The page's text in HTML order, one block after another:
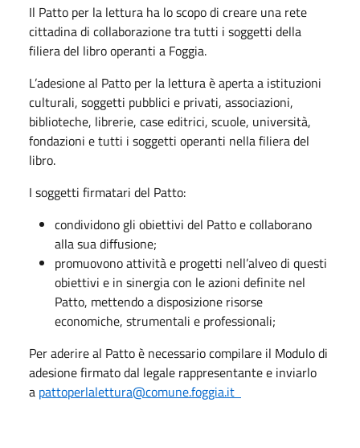
Il Patto per la lettura ha lo scopo di creare una rete
cittadina di collaborazione tra tutti i soggetti della
filiera del libro operanti a Foggia.
L’adesione al Patto per la lettura è aperta a istituzioni
culturali, soggetti pubblici e privati, associazioni,
biblioteche, librerie, case editrici, scuole, università,
fondazioni e tutti i soggetti operanti nella filiera del
libro.
I soggetti firmatari del Patto:
condividono gli obiettivi del Patto e collaborano
alla sua diffusione;
promuovono attività e progetti nell’alveo di questi
obiettivi e in sinergia con le azioni definite nel
Patto, mettendo a disposizione risorse
economiche, strumentali e professionali;
Per aderire al Patto è necessario compilare il Modulo di
adesione firmato dal legale rappresentante e inviarlo
a pattoperlalettura@comune.foggia.it